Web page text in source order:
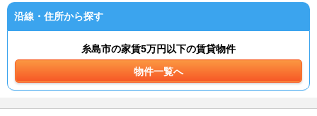
沿線・住所から探す
糸島市の家賃5万円以下の賃貸物件
物件一覧へ